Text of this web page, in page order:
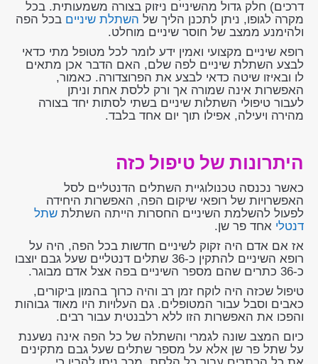
דרכים) חלק גדול מהשיניים ניזוק בצורה משמעותית. בכל
מקרה לגופו, ניתן לתכנן הליך של השתלת שיניים בכל הפה
ולהימנע ממצב של חוסר שיניים מוחלט.
רופא שיניים מקצועי ואמין ידע לומר לכל מטופל מתי כדאי
לבצע השתלת שיניים לפה שלם, האם הדבר אכן מתאים
לו ובאיזו שיטה כדאי לבצע את הפרוצדורה. כאמור,
האפשרות אינה שמורה אך ורק ללסת אחת וניתן
לעבור טיפולי השתלות שיניים בשתי לסתות יחד בצורה
מהירה ויעילה, אפילו תוך יום אחד בלבד.
היתרונות של טיפול כזה
כאשר נכנסה טכנולוגיית השתלים הדנטליים לסל
האפשרויות של רופאי שיקום הפה, האפשרות היחידה
לפעול להשלמת השיניים החסרות הייתה השתלת שתל
דנטלי אחד פר שן.
אז אם אדם היה זקוק לשיניים חדשות בכל הפה, היה על
רופא השיניים להתקין כ-36 שתלים דנטליים שעל גבם יוצבו
כ-36 כתרים שהם מספר השיניים בפה אצל אדם מבוגר.
טיפול שכזה היה לוקח זמן רב והיה כרוך בהמון ביקורים,
כאבים וסבל עבור המטופלים. גם העלויות היו מאוד גבוהות
והפכו את האפשרות הזו ללא רלבנטית עבור רבים.
כיום המצב שונה לגמרי והשתלה של כל הפה אינה נשענת
על שתל פר שן אלא על מספר שתלים שעל גבם מתקינים